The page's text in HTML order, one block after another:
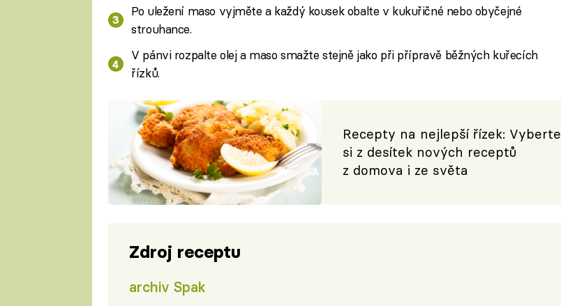
Po uležení maso vyjměte a každý kousek obalte v kukuřičné nebo obyčejné
strouhance.
V pánvi rozpalte olej a maso smažte stejně jako při přípravě běžných kuřecích
řízků.
Recepty na nejlepší řízek: Vyberte
si z desítek nových receptů
z domova i ze světa
Zdroj receptu
archiv Spak